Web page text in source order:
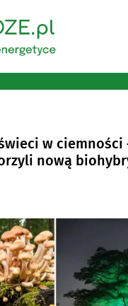
w ciemności
nową